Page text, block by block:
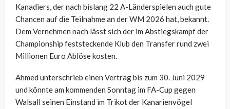
Kanadiers, der nach bislang 22 A-Länderspielen auch gute
Chancen auf die Teilnahme an der WM 2026 hat, bekannt.
Dem Vernehmen nach lässt sich der im Abstiegskampf der
Championship feststeckende Klub den Transfer rund zwei
Millionen Euro Ablöse kosten.
Ahmed unterschrieb einen Vertrag bis zum 30. Juni 2029
und könnte am kommenden Sonntag im FA-Cup gegen
Walsall seinen Einstand im Trikot der Kanarienvögel